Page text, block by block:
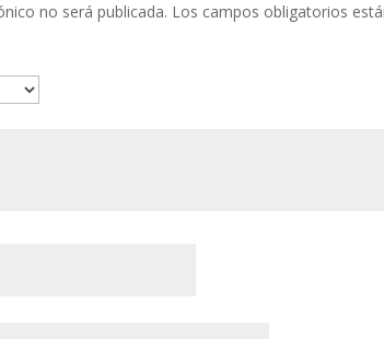
no será publicada. Los campos obligatorios